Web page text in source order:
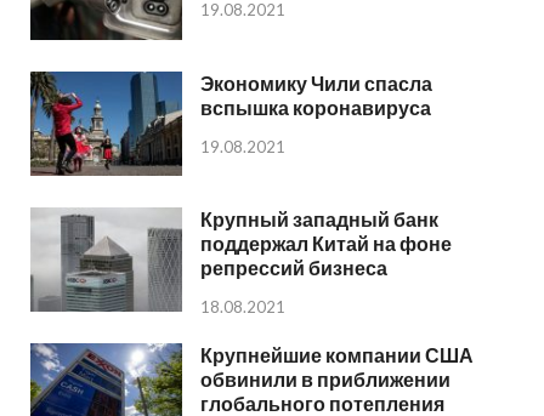
19.08.2021
Экономику Чили спасла
вспышка коронавируса
19.08.2021
Крупный западный банк
поддержал Китай на фоне
репрессий бизнеса
18.08.2021
Крупнейшие компании США
обвинили в приближении
глобального потепления